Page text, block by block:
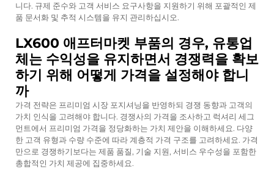
니다. 규제 준수와 고객 서비스 요구사항을 지원하기 위해 포괄적인 제
품 문서화 및 추적 시스템을 유지 관리하십시오.
LX600 애프터마켓 부품의 경우, 유통업
체는 수익성을 유지하면서 경쟁력을 확보
하기 위해 어떻게 가격을 설정해야 합니
까
가격 전략은 프리미엄 시장 포지셔닝을 반영하되 경쟁 동향과 고객의
가치 인식을 고려해야 합니다. 경쟁사의 가격을 조사하고 럭셔리 세그
먼트에서 프리미엄 가격을 정당화하는 가치 제안을 이해하세요. 다양
한 고객 유형과 수량 수준에 따라 계층적 가격 구조를 고려하세요. 가격
만으로 경쟁하기보다는 제품 품질, 기술 지원, 서비스 우수성을 포함한
총합적인 가치 제공에 집중하세요.